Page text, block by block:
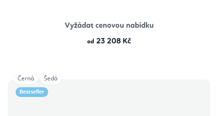
Vyžádat cenovou nabídku
od 23 208 Kč
Bestseller
Černá Šedá